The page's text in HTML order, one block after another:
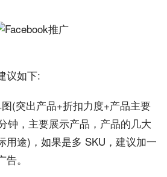
议如下:
(突出产品+折扣力度+产品主要
钟，主要展示产品，产品的几大
用途)，如果是多 SKU，建议加一
。